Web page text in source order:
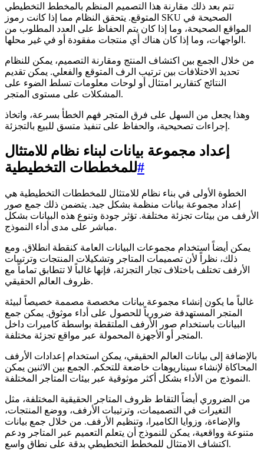
تتم بعد ذلك مقارنة هذا التصميم المنظم بالمخطط التخطيطي
المتوقع. يتحقق النظام مما إذا كانت رموز SKU الصحيحة في
المواقع الصحيحة، وما إذا كان يتم الحفاظ على العدد المطلوب من
الواجهات، وما إذا كان هناك أي منتجات مفقودة أو في غير محلها.
من خلال الجمع بين اكتشاف المنتج ومقارنة التصميم، يمكن للنظام
تحديد الاختلافات بين ترتيب الرف المتوقع والفعلي. يمكن تقديم
النتائج كتقارير امتثال أو لوحات معلومات تسلط الضوء على
المشكلات على مستوى المتجر.
وهذا يجعل من السهل على فرق المتجر فهم الخطأ بسرعة، واتخاذ
إجراءات تصحيحية، والحفاظ على تنفيذ متسق للبيع بالتجزئة.
إعداد مجموعة بيانات لبناء نظام للامتثال
للمخططات التخطيطية#
الخطوة الأولى في بناء نظام للامتثال للمخططات التخطيطية هي
إعداد مجموعة بيانات منظمة بشكل جيد. يتضمن ذلك جمع صور
الأرفف من بيئات تجزئة مختلفة. تؤثر جودة وتنوع هذه البيانات بشكل
مباشر على مدى أداء النموذج.
يمكن أيضاً استخدام مجموعات البيانات العامة كنقطة انطلاق. ومع
ذلك، نظراً لأن تصميمات المتاجر وتشكيلات المنتجات وترتيبات
الأرفف تختلف باختلاف تجار التجزئة، فإنها غالباً لا تتطابق تماماً مع
ظروف العالم الحقيقي.
غالباً ما يكون إنشاء مجموعة بيانات مخصصة مصممة خصيصاً لبيئة
المتجر المستهدفة ضرورياً للحصول على أداء موثوق. يمكن جمع
البيانات باستخدام صور الأرفف الملتقطة بواسطة كاميرات داخل
المتجر أو الأجهزة المحمولة عبر مواقع تجزئة مختلفة.
بالإضافة إلى بيانات العالم الحقيقي، يمكن استخدام إعدادات الأرفف
المحاكاة لإنشاء سيناريوهات خاضعة للتحكم. الجمع بين الاثنين يمكن
النموذج من الأداء بشكل أكثر موثوقية عبر بيئات المتاجر المختلفة.
من الضروري أيضاً التقاط ظروف المتاجر الحقيقية المختلفة، مثل
التغيرات في التصميمات، وترتيبات الأرفف، ووضع المنتجات،
والإضاءة، وزوايا الكاميرا، وتنظيم الأرفف. من خلال جمع بيانات
متنوعة وواقعية، يمكن للنموذج أن يتعلم التعميم عبر المتاجر ودعم
اكتشاف الامتثال للمخطط التخطيطي بدقة على نطاق واسع.